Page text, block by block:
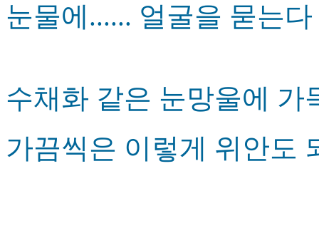
눈물에...... 얼굴을 묻는다
수채화 같은 눈망울에 가
가끔씩은 이렇게 위안도